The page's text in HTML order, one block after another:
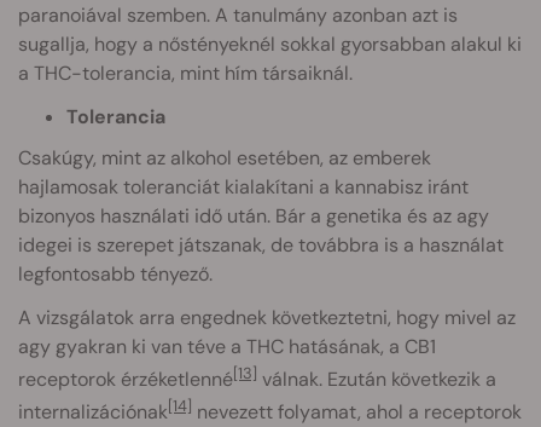
paranoiával szemben. A tanulmány azonban azt is
sugallja, hogy a nőstényeknél sokkal gyorsabban alakul ki
a THC-tolerancia, mint hím társaiknál.
Tolerancia
Csakúgy, mint az alkohol esetében, az emberek
hajlamosak toleranciát kialakítani a kannabisz iránt
bizonyos használati idő után. Bár a genetika és az agy
idegei is szerepet játszanak, de továbbra is a használat
legfontosabb tényező.
A vizsgálatok arra engednek következtetni, hogy mivel az
agy gyakran ki van téve a THC hatásának, a CB1
receptorok érzéketlenné[13] válnak. Ezután következik a
internalizációnak[14] nevezett folyamat, ahol a receptorok